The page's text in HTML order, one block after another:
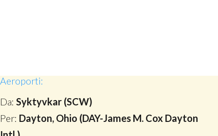
Aeroporti:
Da: Syktyvkar (SCW)
Per: Dayton, Ohio (DAY-James M. Cox Dayton